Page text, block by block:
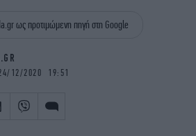
THE OCEAN
ως προτιμώμενη πηγή στη Google
12/2020 19:51